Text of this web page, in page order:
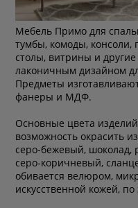
Мебель Примо для
тумбы, комоды,
столы, витрины и
лаконичным дизайном
Предметы
фанеры и МДФ.
Основные цвета
возможность окрасить
серо-бежевый, шоколад,
серо-коричневый,
обивается велюром,
искусственной кожей,